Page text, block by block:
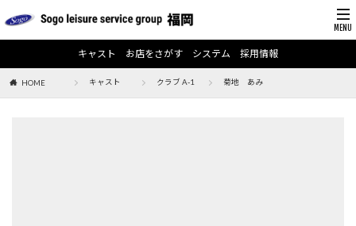
キャスト お店をさがす システム 採用情報
HOME キャスト クラブ A-1 菊地 あみ